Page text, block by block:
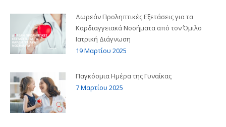
Δωρεάν Προληπτικές Εξετάσεις για τα
Καρδιαγγειακά Νοσήματα από τον Όμιλο
Ιατρική Διάγνωση
19 Μαρτίου 2025
Παγκόσμια Ημέρα της Γυναίκας
7 Μαρτίου 2025